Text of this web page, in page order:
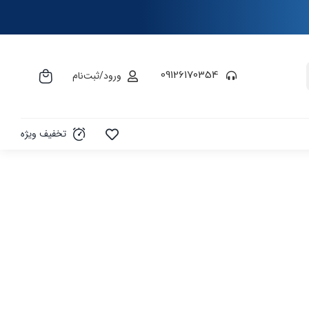
09126170354 ورود/ثبت‌نام
تخفیف ویژه